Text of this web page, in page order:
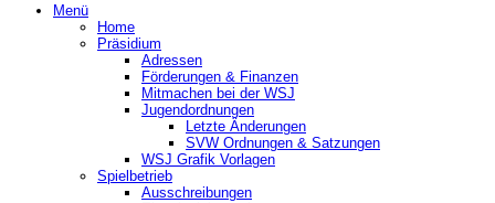
Menü
Home
Präsidium
Adressen
Förderungen & Finanzen
Mitmachen bei der WSJ
Jugendordnungen
Letzte Änderungen
SVW Ordnungen & Satzungen
WSJ Grafik Vorlagen
Spielbetrieb
Ausschreibungen